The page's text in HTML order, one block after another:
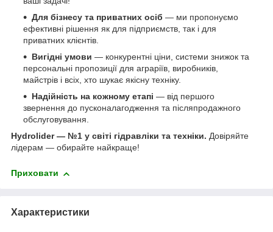
Для бізнесу та приватних осіб — ми пропонуємо
ефективні рішення як для підприємств, так і для
приватних клієнтів.
Вигідні умови — конкурентні ціни, системи знижок та
персональні пропозиції для аграріїв, виробників,
майстрів і всіх, хто шукає якісну техніку.
Надійність на кожному етапі — від першого
звернення до пусконалагодження та післяпродажного
обслуговування.
Hydrolider — №1 у світі гідравліки та техніки. Довіряйте
лідерам — обирайте найкраще!
Приховати
Характеристики